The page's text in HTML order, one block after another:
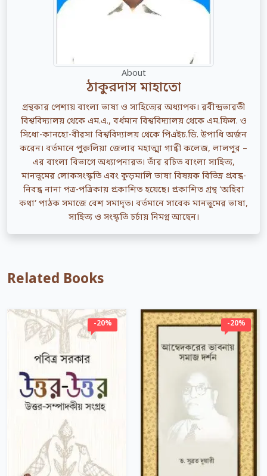
About
ঠাকুরদাস মাহাতো
গ্রন্থকার পেশায় বাংলা ভাষা ও সাহিত্যের অধ্যাপক। রবীন্দ্রভারতী
বিশ্ববিদ্যালয় থেকে এম.এ., বর্ধমান বিশ্ববিদ্যালয় থেকে এম.ফিল. ও
সিধো-কানহো-বীরসা বিশ্ববিদ্যালয় থেকে পিএইচ.ডি. উপাধি অর্জন
করেন। বর্তমানে পুরুলিয়া জেলার মহাত্মা গান্ধী কলেজ, লালপুর –
এর বাংলা বিভাগে অধ্যাপনারত। তাঁর রচিত বাংলা সাহিত্য,
মানভূমের লোকসংস্কৃতি এবং কুড়মালি ভাষা বিষয়ক বিভিন্ন প্রবন্ধ-
নিবন্ধ নানা পত্র-পত্রিকায় প্রকাশিত হয়েছে। প্রকাশিত গ্রন্থ ‘অহিরা
কথা’ পাঠক সমাজে বেশ সমাদৃত। বর্তমানে সাবেক মানভূমের ভাষা,
সাহিত্য ও সংস্কৃতি চর্চায় নিমগ্ন আছেন।
Related Books
-20% -20%